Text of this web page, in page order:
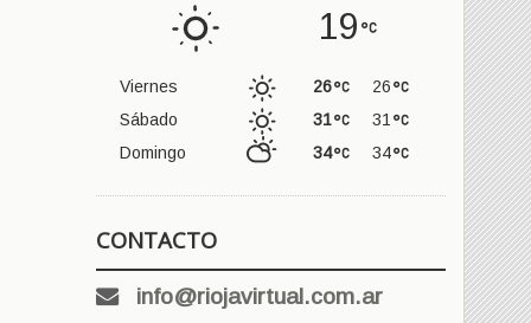
19
Viernes 26
26
Sábado
31
31
Domingo
34
34
CONTACTO
info@riojavirtual.com.ar